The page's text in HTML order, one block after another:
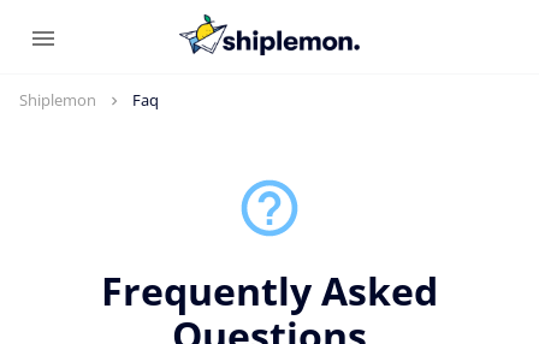
Shiplemon Faq
Frequently Asked